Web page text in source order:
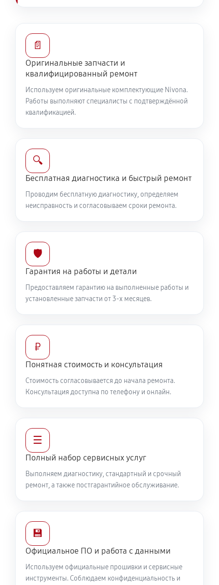
📄
Оригинальные запчасти и
квалифицированный ремонт
Используем оригинальные комплектующие Nivona.
Работы выполняют специалисты с подтверждённой
квалификацией.
🔍
Бесплатная диагностика и быстрый ремонт
Проводим бесплатную диагностику, определяем
неисправность и согласовываем сроки ремонта.
🛡️
Гарантия на работы и детали
Предоставляем гарантию на выполненные работы и
установленные запчасти от 3-х месяцев.
₽
Понятная стоимость и консультация
Стоимость согласовывается до начала ремонта.
Консультация доступна по телефону и онлайн.
☰
Полный набор сервисных услуг
Выполняем диагностику, стандартный и срочный
ремонт, а также постгарантийное обслуживание.
💾
Официальное ПО и работа с данными
Используем официальные прошивки и сервисные
инструменты. Соблюдаем конфиденциальность и